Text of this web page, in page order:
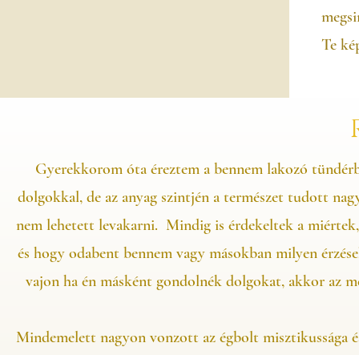
Te
Gyerekkorom óta éreztem a bennem lakozó
dolgokkal, de az anyag szintjén a természet tudott
nem lehetett levakarni. Mindig is érdekeltek a
és hogy odabent bennem vagy másokban milyen
vajon ha én másként gondolnék dolgokat, akkor az
Mindemelett nagyon vonzott az égbolt misztikussága